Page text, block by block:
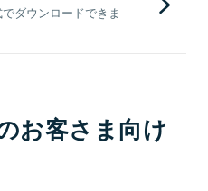
ダウンロードできま
お客さま向け